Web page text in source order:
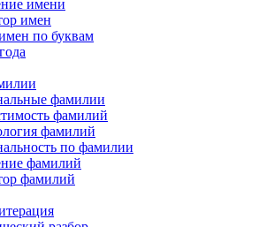
имени
имен
по буквам
фамилии
фамилий
фамилий
по фамилии
фамилий
фамилий